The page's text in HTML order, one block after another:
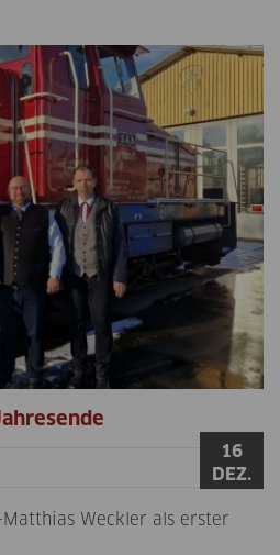
16
DEZ.
Weckler als erster